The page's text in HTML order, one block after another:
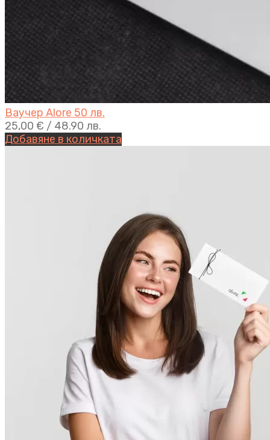
Ваучер Alore 50 лв.
25,00 € / 48.90 лв.
Добавяне в количката